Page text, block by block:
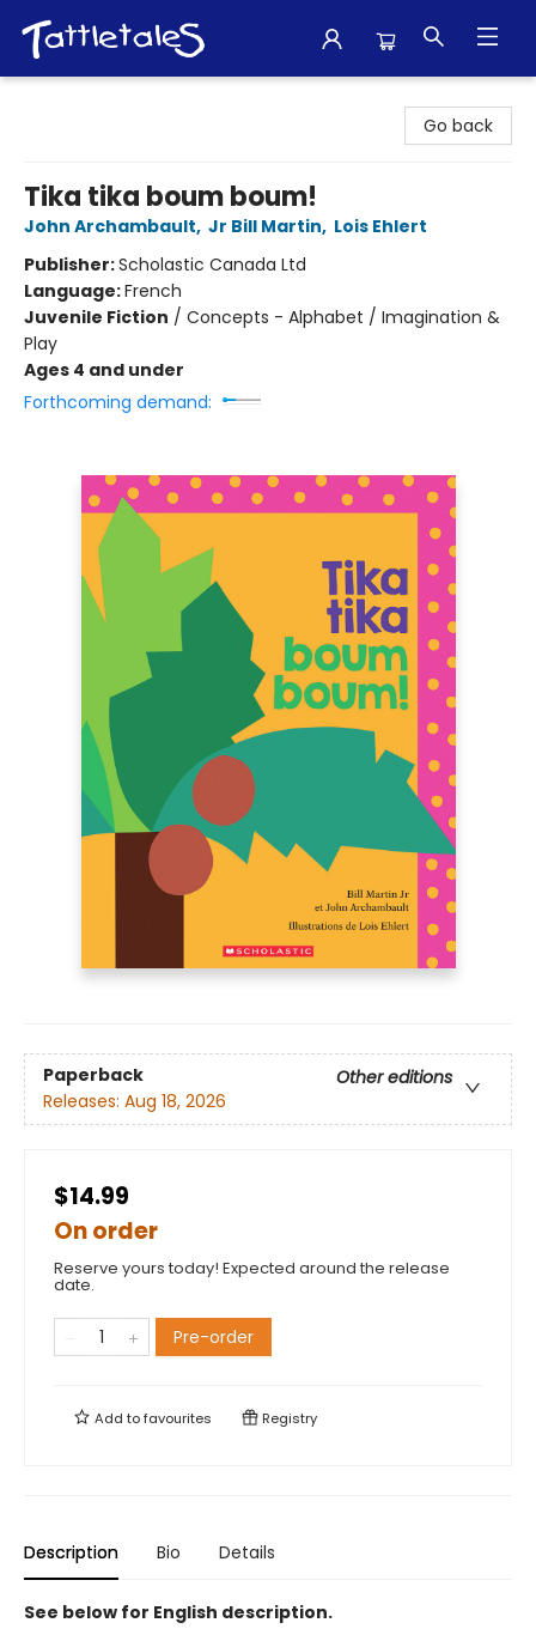
Go back
Tika tika boum boum!
John Archambault, Jr Bill Martin, Lois Ehlert
Publisher:Scholastic Canada Ltd
Language:French
Juvenile Fiction / Concepts - Alphabet / Imagination &
Play
Ages 4 and under
Forthcoming demand:
Paperback
Other editions
Releases: Aug 18, 2026
$14.99
On order
Reserve yours today! Expected around the release
date.
Pre-order
Add tofavourites Registry
Description Bio Details
See below for English description.